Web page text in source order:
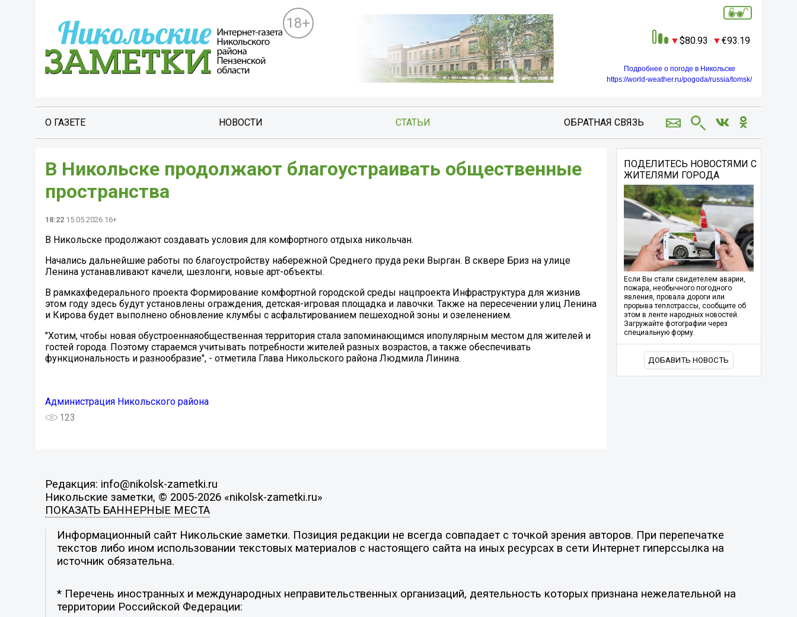
18+
80.93 93.19
Подробнее о погоде в Никольске
https://world-weather.ru/pogoda/russia/tomsk/
О ГАЗЕТЕ НОВОСТИ СТАТЬИ ОБРАТНАЯ СВЯЗЬ
В Никольске продолжают благоустраивать общественные
пространства
18:22 15.05.2026 16+
В Никольске продолжают создавать условия для комфортного отдыха никольчан.
Начались дальнейшие работы по благоустройству набережной Среднего пруда реки Вырган. В сквере Бриз на улице
Ленина устанавливают качели, шезлонги, новые арт-объекты.
В рамкахфедерального проекта Формирование комфортной городской среды нацпроекта Инфраструктура для жизнив
этом году здесь будут установлены ограждения, детская-игровая площадка и лавочки. Также на пересечении улиц Ленина
и Кирова будет выполнено обновление клумбы с асфальтированием пешеходной зоны и озеленением.
"Хотим, чтобы новая обустроеннаяобщественная территория стала запоминающимся ипопулярным местом для жителей и
гостей города. Поэтому стараемся учитывать потребности жителей разных возрастов, а также обеспечивать
функциональность и разнообразие", - отметила Глава Никольского района Людмила Линина.
Администрация Никольского района
123
ПОДЕЛИТЕСЬ НОВОСТЯМИ С
ЖИТЕЛЯМИ ГОРОДА
Если Вы стали свидетелем аварии,
пожара, необычного погодного
явления, провала дороги или
прорыва теплотрассы, сообщите об
этом в ленте народных новостей.
Загружайте фотографии через
специальную форму.
ДОБАВИТЬ НОВОСТЬ
Редакция: info@nikolsk-zametki.ru
Никольские заметки, © 2005-2026 «nikolsk-zametki.ru»
ПОКАЗАТЬ БАННЕРНЫЕ МЕСТА
Информационный сайт Никольские заметки. Позиция редакции не всегда совпадает с точкой зрения авторов. При перепечатке
текстов либо ином использовании текстовых материалов с настоящего сайта на иных ресурсах в сети Интернет гиперссылка на
источник обязательна.
* Перечень иностранных и международных неправительственных организаций, деятельность которых признана нежелательной на
территории Российской Федерации: